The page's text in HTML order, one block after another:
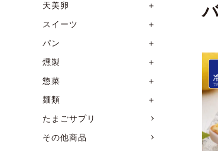
天美卵
＋
スイーツ
＋
パン
＋
燻製
＋
惣菜
＋
麺類
＋
たまごサプリ
その他商品